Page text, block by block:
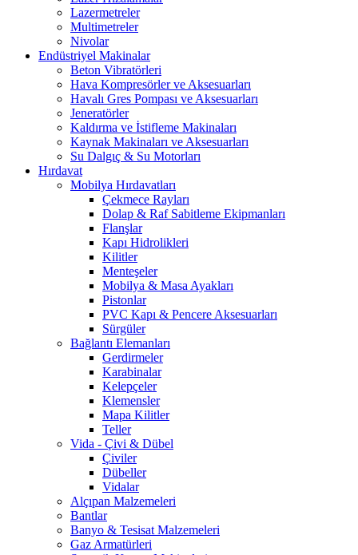
Lazermetreler
Multimetreler
Nivolar
Endüstriyel Makinalar
Beton Vibratörleri
Hava Kompresörler ve Aksesuarları
Havalı Gres Pompası ve Aksesuarları
Jeneratörler
Kaldırma ve İstifleme Makinaları
Kaynak Makinaları ve Aksesuarları
Su Dalgıç & Su Motorları
Hırdavat
Mobilya Hırdavatları
Çekmece Rayları
Dolap & Raf Sabitleme Ekipmanları
Flanşlar
Kapı Hidrolikleri
Kilitler
Menteşeler
Mobilya & Masa Ayakları
Pistonlar
PVC Kapı & Pencere Aksesuarları
Sürgüler
Bağlantı Elemanları
Gerdirmeler
Karabinalar
Kelepçeler
Klemensler
Mapa Kilitler
Teller
Vida - Çivi & Dübel
Çiviler
Dübeller
Vidalar
Alçıpan Malzemeleri
Bantlar
Banyo & Tesisat Malzemeleri
Gaz Armatürleri